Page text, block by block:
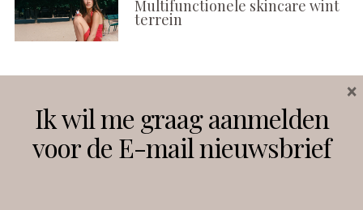
Multifunctionele skincare wint
terrein
Instagram Facebook
Ik wil me graag aanmelden
voor de E-mail nieuwsbrief
×